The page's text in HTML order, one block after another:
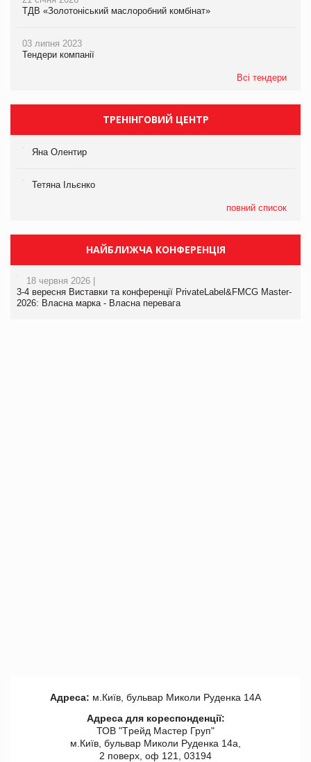
ТДВ «Золотоніський маслоробний комбінат»
03 липня 2023
Тендери компанії
Всі тендери
ТРЕНІНГОВИЙ ЦЕНТР
Яна Олентир
Тетяна Ільєнко
повний список
НАЙБЛИЖЧА КОНФЕРЕНЦІЯ
18 червня 2026 |
3-4 вересня Виставки та конференції PrivateLabel&FMCG Master-
2026: Власна марка - Власна перевага
Адреса: м.Київ, бульвар Миколи Руденка 14А
Адреса для кореспонденції:
ТОВ "Tрейд Мастер Груп"
м.Київ, бульвар Миколи Руденка 14а,
2 поверх, оф 121, 03194